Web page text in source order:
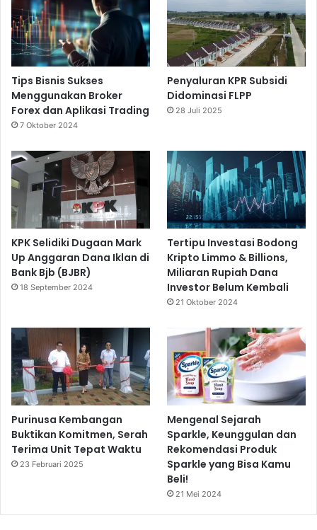
Tips Bisnis Sukses
Menggunakan Broker
Forex dan Aplikasi Trading
7 Oktober 2024
Penyaluran KPR Subsidi
Didominasi FLPP
28 Juli 2025
KPK Selidiki Dugaan Mark
Up Anggaran Dana Iklan di
Bank Bjb (BJBR)
18 September 2024
Tertipu Investasi Bodong
Kripto Limmo & Billions,
Miliaran Rupiah Dana
Investor Belum Kembali
21 Oktober 2024
Purinusa Kembangan
Buktikan Komitmen, Serah
Terima Unit Tepat Waktu
23 Februari 2025
Mengenal Sejarah
Sparkle, Keunggulan dan
Rekomendasi Produk
Sparkle yang Bisa Kamu
Beli!
21 Mei 2024